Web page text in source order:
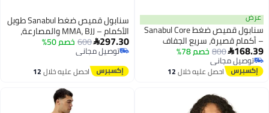
سنابول قميص ضغط Sanabul Core
سريع الجفاف
أسود مع خطوط 
800خصم 78%
احصل عليه خلال12
اغسطس
سنابول قميص ضغط Sanabul طويل
الأكمام – MMA، BJJ والمصارعة،
أسود مع خطوط بيضاء، كبير
 297.30
600خصم 50%
توصيل مجاني
توصيل مجاني
احصل عليه خلال12
اغسطس